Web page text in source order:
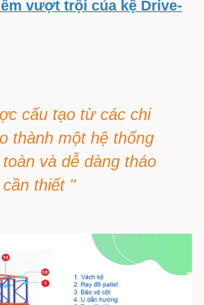
vượt trội của kệ Drive-
cấu tạo từ các chi
thành một hệ thống
và dễ dàng tháo
thiết "